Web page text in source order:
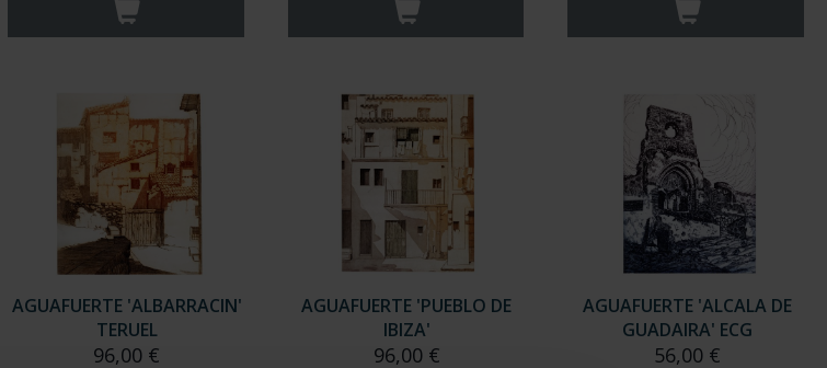
AGUAFUERTE 'ALBARRACIN'
TERUEL
96,00 €
AGUAFUERTE 'PUEBLO DE
IBIZA'
96,00 €
AGUAFUERTE 'ALCALA DE
GUADAIRA' ECG
56,00 €